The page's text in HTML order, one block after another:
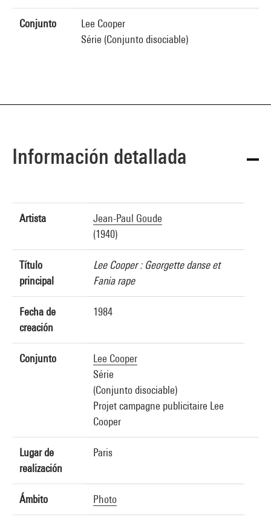
Conjunto
Lee Cooper
Série (Conjunto disociable)
Información detallada
Artista
Jean-Paul Goude
(1940)
Título
principal
Lee Cooper : Georgette danse et
Fania rape
Fecha de
creación
1984
Conjunto
Lee Cooper
Série
(Conjunto disociable)
Projet campagne publicitaire Lee
Cooper
Lugar de
realización
Paris
Ámbito Photo